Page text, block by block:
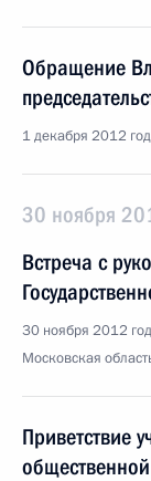
Обращение
1 декабря 2012
30 ноября
Встреча с
30 ноября 2012
Московская
Приветствие